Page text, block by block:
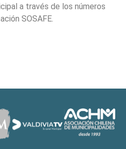
a través de los números
SOSAFE.